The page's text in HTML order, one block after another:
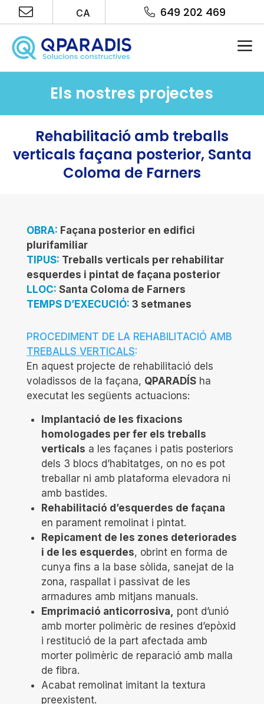
al
contingut
CA 649 202 469
Els nostres projectes
Rehabilitació amb treballs
verticals façana posterior, Santa
Coloma de Farners
OBRA: Façana posterior en edifici
plurifamiliar
TIPUS: Treballs verticals per rehabilitar
esquerdes i pintat de façana posterior
LLOC: Santa Coloma de Farners
TEMPS D’EXECUCIÓ: 3 setmanes
PROCEDIMENT DE LA REHABILITACIÓ AMB
TREBALLS VERTICALS:
En aquest projecte de rehabilitació dels
voladissos de la façana, QPARADÍSha
executat les següents actuacions:
Implantació de les fixacions
homologades per fer els treballs
verticals a les façanes i patis posteriors
dels 3 blocs d’habitatges, on no es pot
treballar ni amb plataforma elevadora ni
amb bastides.
Rehabilitació d’esquerdes de façana
en parament remolinat i pintat.
Repicament de les zones deteriorades
i de les esquerdes, obrint en forma de
cunya fins a la base sòlida, sanejat de la
zona, raspallat i passivat de les
armadures amb mitjans manuals.
Emprimació anticorrosiva, pont d’unió
amb morter polimèric de resines d’epòxid
i restitució de la part afectada amb
morter polimèric de reparació amb malla
de fibra.
Acabat remolinat imitant la textura
preexistent.